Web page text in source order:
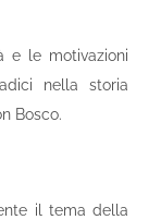
e le motivazioni
nella storia
Bosco.
il tema della